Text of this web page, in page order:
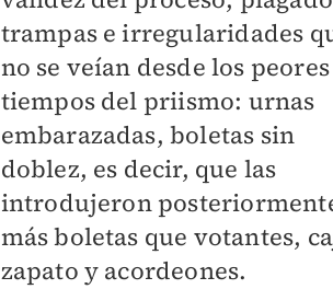
trampas e irregularidades
no se veían desde los peores
tiempos del priismo: urnas
embarazadas, boletas sin
doblez, es decir, que las
introdujeron
más boletas que votantes,
zapato y acordeones.